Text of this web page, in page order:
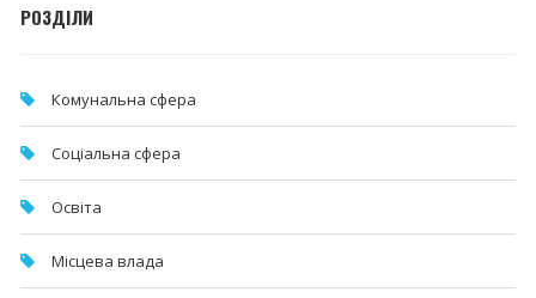
РОЗДІЛИ
Комунальна cфера
Соціальна сфера
Освіта
Місцева влада